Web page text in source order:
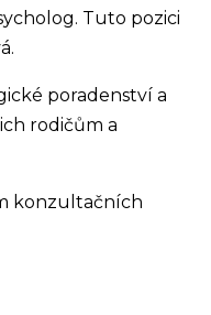
Tuto pozici
poradenství a
rodičům a
konzultačních